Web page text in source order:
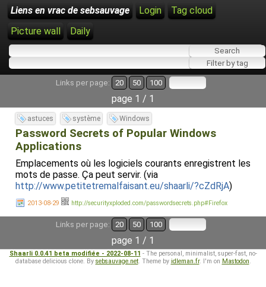
Liens en vrac de sebsauvage Login
Tag cloud
Picture wall
Daily
Links per page: 20 50 100
page 1 / 1
astuces système Windows
Password Secrets of Popular Windows
Applications
Emplacements où les logiciels courants enregistrent les
mots de passe. Ça peut servir. (via
http://www.petitetremalfaisant.eu/shaarli/?cZdRjA)
2013-08-29 http://securityxploded.com/passwordsecrets.php#Firefox
Links per page: 20 50 100
page 1 / 1
Shaarli 0.0.41 beta modifiée - 2022-08-11 - The personal, minimalist, super-fast, no-
database delicious clone. By sebsauvage.net. Theme by idleman.fr. I'm on Mastodon.